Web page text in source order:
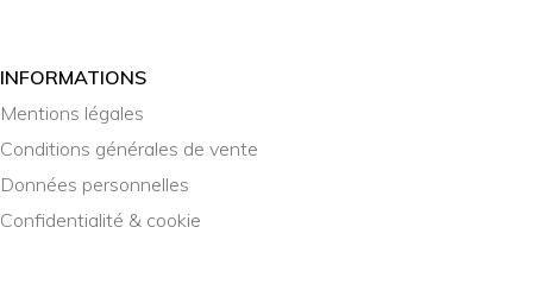
INFORMATIONS
Mentions légales
Conditions générales de vente
Données personnelles
Confidentialité & cookie